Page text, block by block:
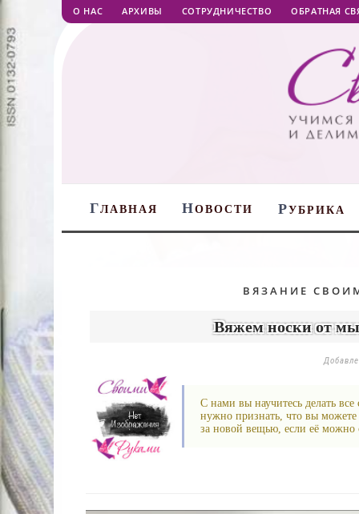
О НАС АРХИВЫ СОТРУДНИЧЕСТВО ОБРАТНАЯ
ГЛАВНАЯ НОВОСТИ РУБРИКА
ВЯЗАНИЕ
Вяжем носки от
С нами вы научитесь делать
нужно признать, что вы можете
за новой вещью, если её можно